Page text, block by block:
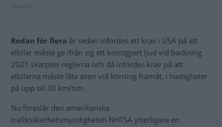
Redan för flera år sedan infördes ett krav i USA på att
elbilar måste ge ifrån sig ett konstgjort ljud vid backning.
2021 skärptes reglerna och då infördes krav på att
elbilarna måste låta även vid körning framåt, i hastigheter
på upp till 30 km/tim.
Nu föreslår den amerikanska
trafiksäkerhetsmyndigheten NHTSA ytterligare en